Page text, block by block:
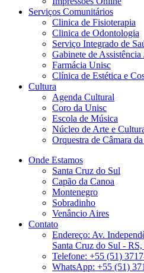
Serviços Comunitários
Clinica de Fisioterapia
Clinica de Odontologia
Serviço Integrado de
Gabinete de Assistência
Farmácia Unisc
Clínica de Estética e
Cultura
Agenda Cultural
Coro da Unisc
Escola de Música
Núcleo de Arte e
Orquestra de Câmara
Onde Estamos
Santa Cruz do Sul
Capão da Canoa
Montenegro
Sobradinho
Venâncio Aires
Contato
Endereço: Av.
Santa Cruz do Sul -
Telefone: +55 (51)
WhatsApp: +55 (51)